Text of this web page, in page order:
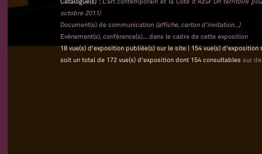
octobre 2011)
Document(s) de communication (affiche, carton d'invitation...)
Evénement(s), conférence(s)... dans le cadre de cette exposition
18 vue(s) d'exposition publiée(s) sur le site | 154 vue(s) d'exposition
soit un total de 172 vue(s) d'exposition dont 154 consultables sur